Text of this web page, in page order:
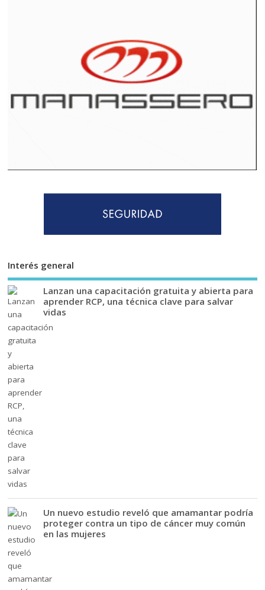
Interés general
Lanzan una capacitación gratuita y abierta para
aprender RCP, una técnica clave para salvar
vidas
Un nuevo estudio reveló que amamantar podría
proteger contra un tipo de cáncer muy común
en las mujeres